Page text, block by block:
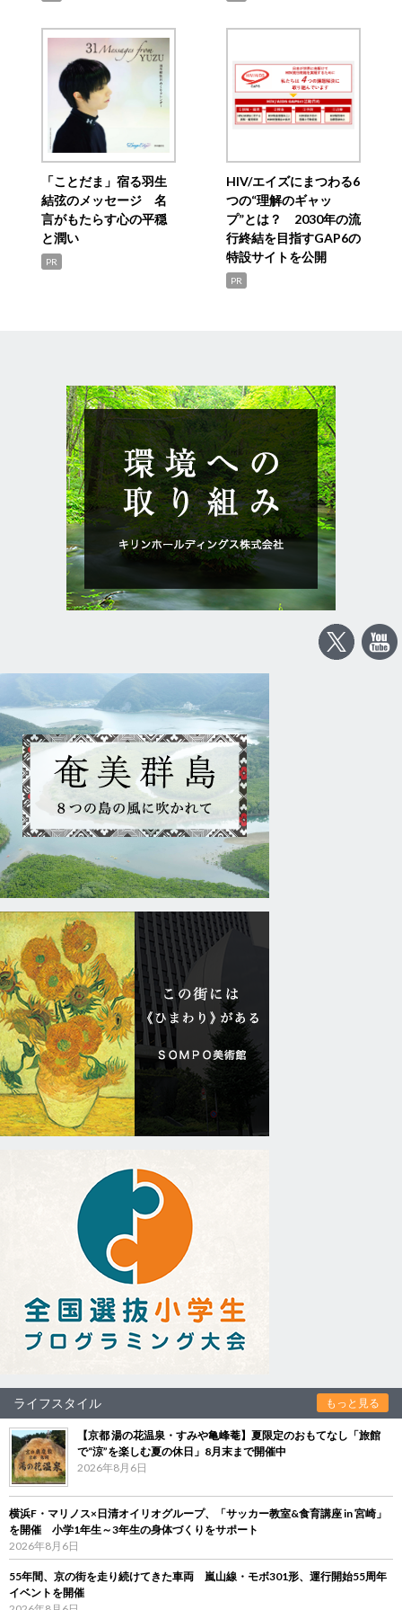
「ことだま」宿る羽生
結弦のメッセージ 名
言がもたらす心の平穏
と潤い
PR
HIV/エイズにまつわる6
つの“理解のギャッ
プ”とは？ 2030年の流
行終結を目指すGAP6の
特設サイトを公開
PR
ライフスタイル もっと見る
【京都 湯の花温泉・すみや亀峰菴】夏限定のおもてなし「旅館
で“涼”を楽しむ夏の休日」8月末まで開催中
2026年8月6日
横浜F・マリノス×日清オイリオグループ、「サッカー教室&食育講座 in 宮崎」
を開催 小学1年生～3年生の身体づくりをサポート
2026年8月6日
55年間、京の街を走り続けてきた車両 嵐山線・モボ301形、運行開始55周年
イベントを開催